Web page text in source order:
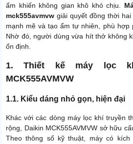
ẩm khiến không gian khô khó chịu.
mck555avmvw giải quyết đồng thời
mạnh mẽ và tạo ẩm tự nhiên, phù hợp
Nhờ đó, người dùng vừa hít thở không
ổn định.
1. Thiết kế máy lọc
MCK555AVMVW
1.1. Kiểu dáng nhỏ gọn, hiện đại
Khác với các dòng máy lọc khí truyền
rộng, Daikin MCK555AVMVW sở hữu
Theo thông số kỹ thuật, máy có kích